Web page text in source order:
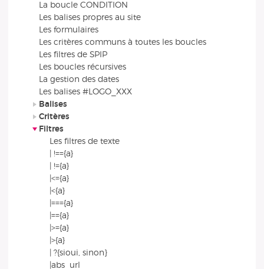
La boucle CONDITION
Les balises propres au site
Les formulaires
Les critères communs à toutes les boucles
Les filtres de SPIP
Les boucles récursives
La gestion des dates
Les balises #LOGO_XXX
Balises
Critères
Filtres
Les filtres de texte
| !=={a}
| !={a}
|<={a}
|<{a}
|==={a}
|=={a}
|>={a}
|>{a}
| ?{sioui, sinon}
|abs_url